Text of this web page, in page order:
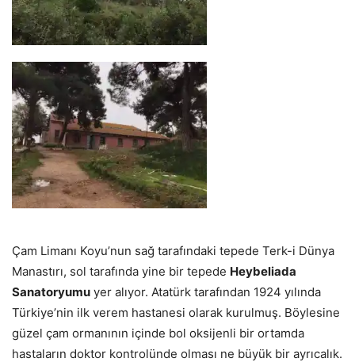
Çam Limanı Koyu’nun sağ tarafındaki tepede Terk-i Dünya
Manastırı, sol tarafında yine bir tepede Heybeliada
Sanatoryumu yer alıyor. Atatürk tarafından 1924 yılında
Türkiye’nin ilk verem hastanesi olarak kurulmuş. Böylesine
güzel çam ormanının içinde bol oksijenli bir ortamda
hastaların doktor kontrolünde olması ne büyük bir ayrıcalık.